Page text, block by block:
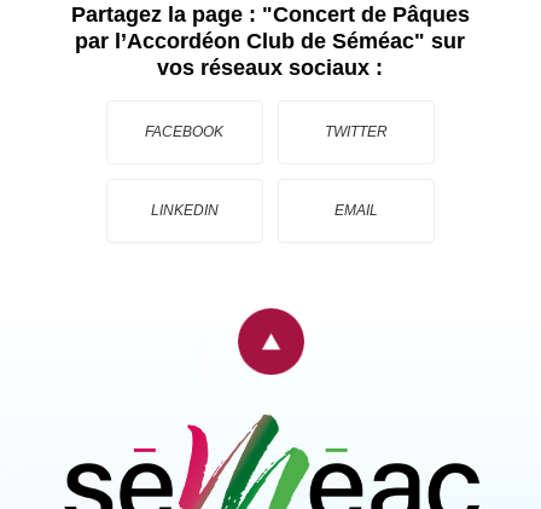
Partagez la page : "Concert de Pâques
par l’Accordéon Club de Séméac" sur
vos réseaux sociaux :
FACEBOOK TWITTER
LINKEDIN EMAIL